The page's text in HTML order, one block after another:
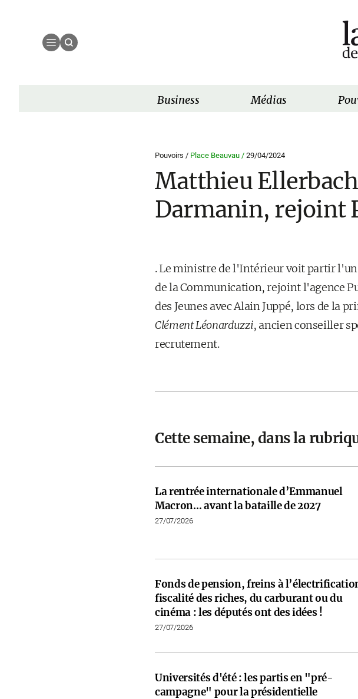
Business Médias
Pouvoirs / Place Beauvau / 29/04/2024
Matthieu
Darmanin, rejoint
. Le ministre de l'Intérieur voit partir l'un
de la Communication, rejoint l'agence
des Jeunes avec Alain Juppé, lors de la
Clément Léonarduzzi, ancien conseiller
recrutement.
Cette semaine, dans la
La rentrée internationale d’Emmanuel
Macron… avant la bataille de 2027
27/07/2026
Fonds de pension, freins à
fiscalité des riches, du carburant ou du
cinéma : les députés ont des idées !
27/07/2026
Universités d'été : les partis en "pré-
campagne" pour la présidentielle